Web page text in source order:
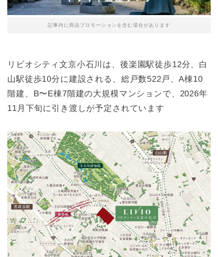
記事内に商品プロモーションを含む場合があります
リビオシティ文京小石川は、後楽園駅徒歩12分、白
山駅徒歩10分に建設される、総戸数522戸、A棟10
階建、B〜E棟7階建の大規模マンションで、2026年
11月下旬に引き渡しが予定されています